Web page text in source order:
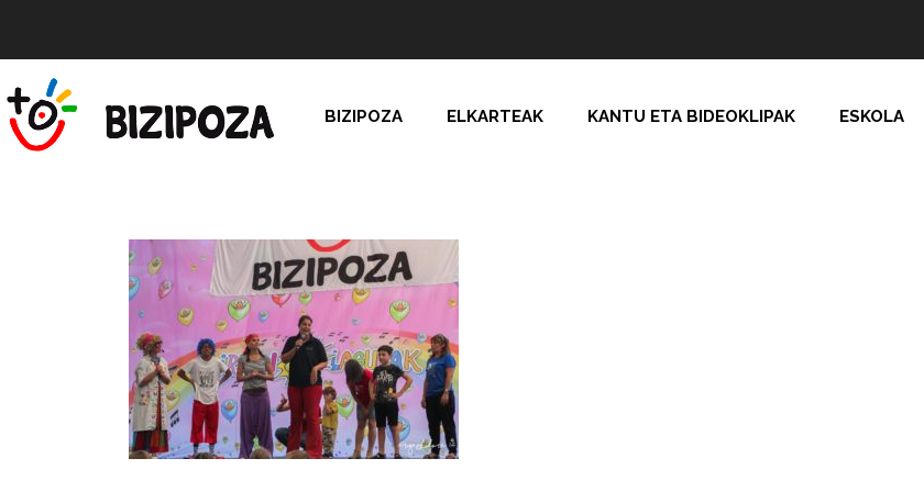
BIZIPOZA ELKARTEAK KANTU ETA BIDEOKLIPAK ESKOLA